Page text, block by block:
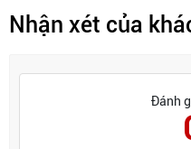
Bếp từ không sinh ra
trường xung quanh
Tự động phát hiện
Sử dụng công nghệ
Nhận xét của
Đánh